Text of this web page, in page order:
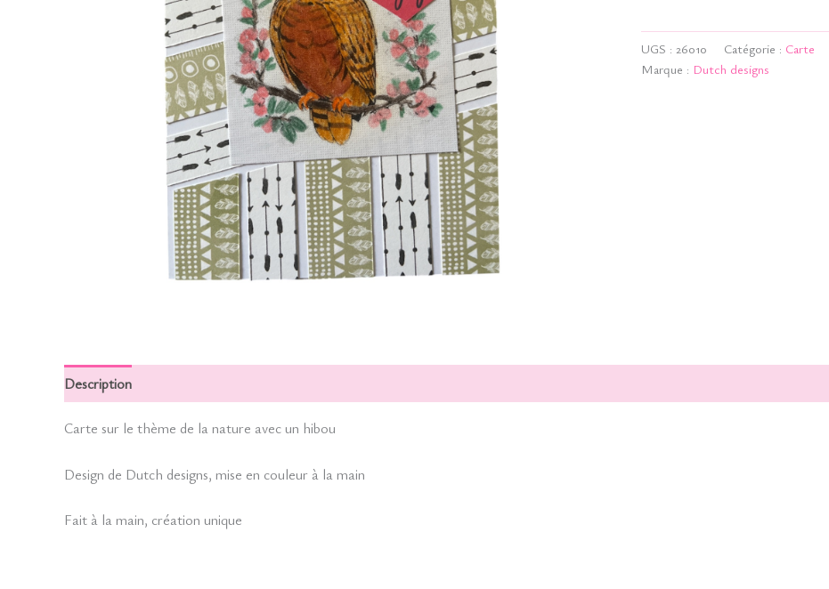
Enjoy
UGS : 26010 Catégorie : Carte
Marque : Dutch designs
Description
Carte sur le thème de la nature avec un hibou
Design de Dutch designs, mise en couleur à la main
Fait à la main, création unique